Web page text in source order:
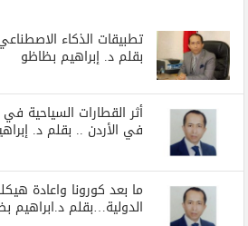
تطبيقات الذكاء
بقلم د. إبراهيم بظاظو
أثر القطارات السياحية
في الأردن .. بقلم د.
ما بعد كورونا واعادة
الدولية…بقلم د.ابراهيم